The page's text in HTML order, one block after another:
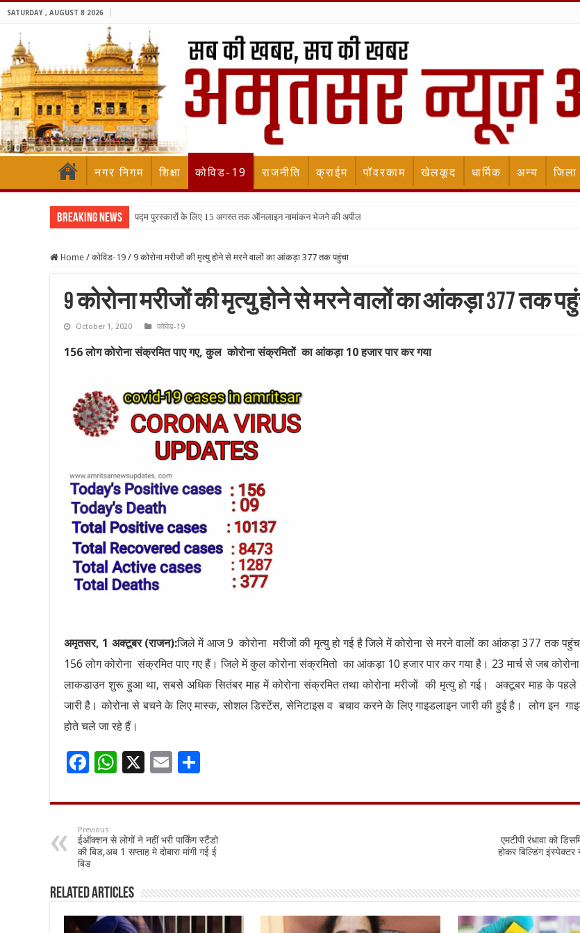
SATURDAY , AUGUST 8 2026
नगर निगम शिक्षा कोविड-19 राजनीति क्राईम पॉवरकाम खेलकूद धार्मिक अन्य
Breaking News पद्म पुरस्कारों के लिए 15 अगस्त तक ऑनलाइन नामांकन भेजने की अपील
Home / कोविड-19 / 9 कोरोना मरीजों की मृत्यु होने से मरने वालों का आंकड़ा 377 तक पहुंचा
9 कोरोना मरीजों की मृत्यु होने से मरने वालों का आंकड़ा 377 तक
October 1, 2020 कोविड-19
156 लोग कोरोना संक्रमित पाए गए, कुल कोरोना संक्रमितों का आंकड़ा 10 हजार पार कर गया
अमृतसर, 1 अक्टूबर (राजन):जिले में आज 9 कोरोना मरीजों की मृत्यु हो गई है जिले में कोरोना से मरने वालों का आंकड़ा 377 तक
156 लोग कोरोना संक्रमित पाए गए हैं। जिले में कुल कोरोना संक्रमितो का आंकड़ा 10 हजार पार कर गया है। 23 मार्च से जब
लाकडाउन शुरू हुआ था, सबसे अधिक सितंबर माह में कोरोना संक्रमित तथा कोरोना मरीजों की मृत्यु हो गई। अक्टूबर माह के पहले
जारी है। कोरोना से बचने के लिए मास्क, सोशल डिस्टेंस, सेनिटाइस व बचाव करने के लिए गाइडलाइन जारी की हुई है। लोग इन
होते चले जा रहे हैं।
F
e
b
o
o
k
W
at
sA
p
X
E
ai ar
e
Previous
ईऑक्शन से लोगों ने नहीं भरी पार्किंग स्टैंडो
की बिड,अब 1 सप्ताह मे दोबारा मांगी गई ई
बिड
एमटीपी रंधावा को
होकर बिल्डिंग
Related Articles